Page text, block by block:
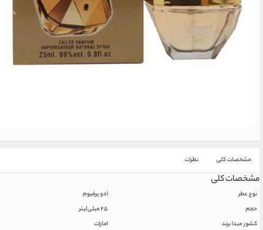
مشخصات کلی نظرات
مشخصات کلی
نوع عطر
ادو پرفیوم
حجم
۲۵ میلی‌لیتر
کشور مبدا برند
امارات